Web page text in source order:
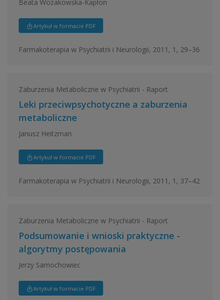
Beata Wożakowska-Kapłon
Artykuł w formacie PDF
Farmakoterapia w Psychiatrii i Neurologii, 2011, 1, 29–36
Zaburzenia Metaboliczne w Psychiatrii - Raport
Leki przeciwpsychotyczne a zaburzenia
metaboliczne
Janusz Heitzman
Artykuł w formacie PDF
Farmakoterapia w Psychiatrii i Neurologii, 2011, 1, 37–42
Zaburzenia Metaboliczne w Psychiatrii - Raport
Podsumowanie i wnioski praktyczne -
algorytmy postępowania
Jerzy Samochowiec
Artykuł w formacie PDF